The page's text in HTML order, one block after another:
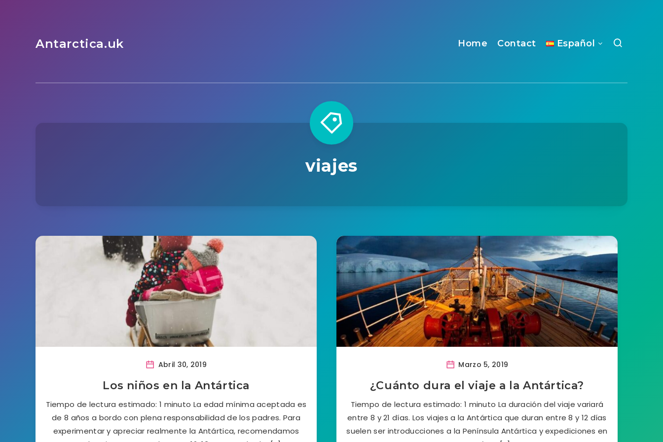
Antarctica.uk Home Contact Español
viajes
Abril 30, 2019
Los niños en la Antártica
Tiempo de lectura estimado: 1 minuto La edad mínima aceptada es
de 8 años a bordo con plena responsabilidad de los padres. Para
experimentar y apreciar realmente la Antártica, recomendamos
Marzo 5, 2019
¿Cuánto dura el viaje a la Antártica?
Tiempo de lectura estimado: 1 minuto La duración del viaje variará
entre 8 y 21 días. Los viajes a la Antártica que duran entre 8 y 12 días
suelen ser introducciones a la Península Antártica y expediciones en